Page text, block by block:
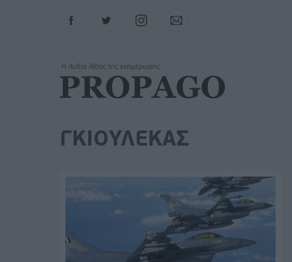
FacebookTwitter InstagramContact
ΓΚΙΟΥΛΕΚΑΣ